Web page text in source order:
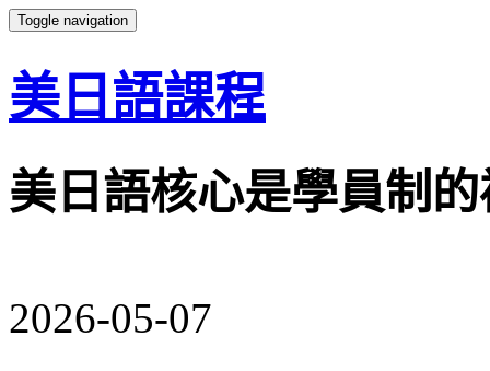
Toggle navigation
美日語課程
美日語核心是學員制
2026-05-07